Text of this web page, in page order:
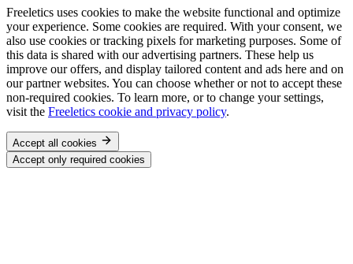
Freeletics uses cookies to make the website functional and optimize
your experience. Some cookies are required. With your consent, we
also use cookies or tracking pixels for marketing purposes. Some of
this data is shared with our advertising partners. These help us
improve our offers, and display tailored content and ads here and on
our partner websites. You can choose whether or not to accept these
non-required cookies. To learn more, or to change your settings,
visit the Freeletics cookie and privacy policy.
Accept all cookies
Accept only required cookies